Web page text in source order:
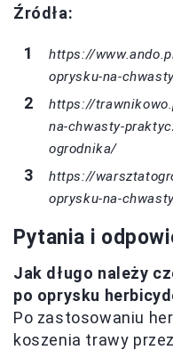
Źródła:
https://
oprysku-na-
https://
na-chwasty-
ogrodnika/
https://
oprysku-na-
Pytania i
Jak długo należy
po oprysku
Po zastosowaniu
koszenia trawy